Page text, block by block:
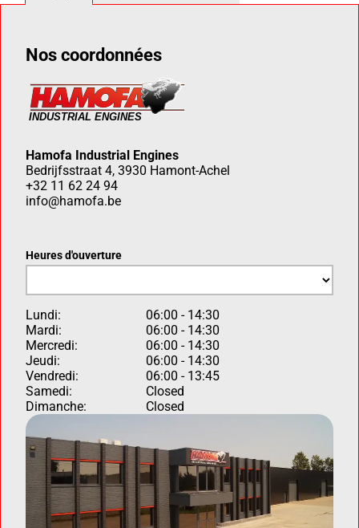
Nos coordonnées
Hamofa Industrial Engines
Bedrijfsstraat 4, 3930 Hamont-Achel
+32 11 62 24 94
info@hamofa.be
Heures d'ouverture
Lundi:
06:00 - 14:30
Mardi:
06:00 - 14:30
Mercredi:
06:00 - 14:30
Jeudi:
06:00 - 14:30
Vendredi:
06:00 - 13:45
Samedi:
Closed
Dimanche:
Closed